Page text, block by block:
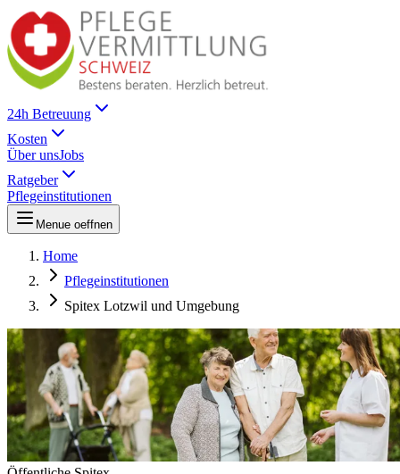
24h Betreuung
Kosten
Über unsJobs
Ratgeber
Pflegeinstitutionen
Menue oeffnen
Home
Pflegeinstitutionen
Spitex Lotzwil und Umgebung